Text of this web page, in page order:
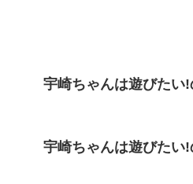
宇崎ちゃんは遊びたい
宇崎ちゃんは遊びたい